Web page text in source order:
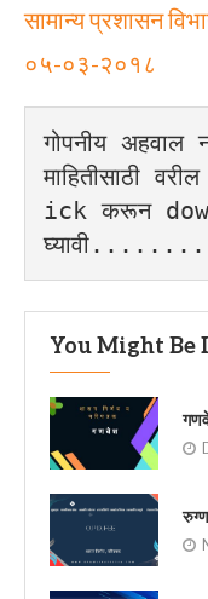
सामान्य प्रशासन
०५-०३-२०१८
गोपनीय अहवाल
माहितीसाठी
ick करून
You Might Be